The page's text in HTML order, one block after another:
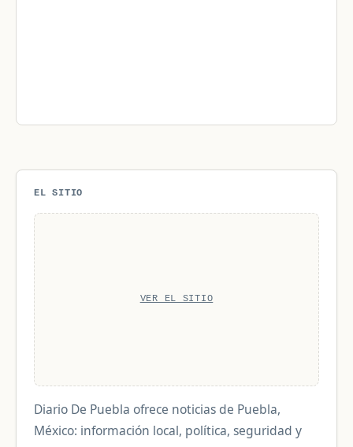
EL SITIO
VER EL SITIO
Diario De Puebla ofrece noticias de Puebla,
México: información local, política, seguridad y